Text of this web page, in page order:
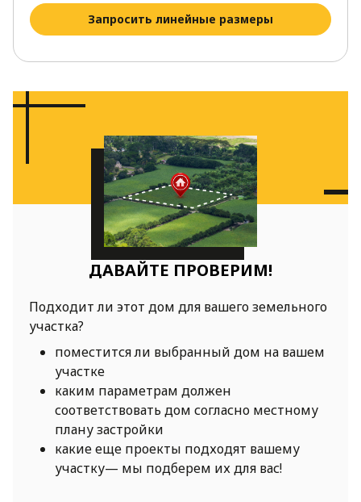
Запросить линейные размеры
ДАВАЙТЕ ПРОВЕРИМ!
Подходит ли этот дом для вашего земельного
участка?
поместится ли выбранный дом на вашем
участке
каким параметрам должен
соответствовать дом согласно местному
плану застройки
какие еще проекты подходят вашему
участку— мы подберем их для вас!